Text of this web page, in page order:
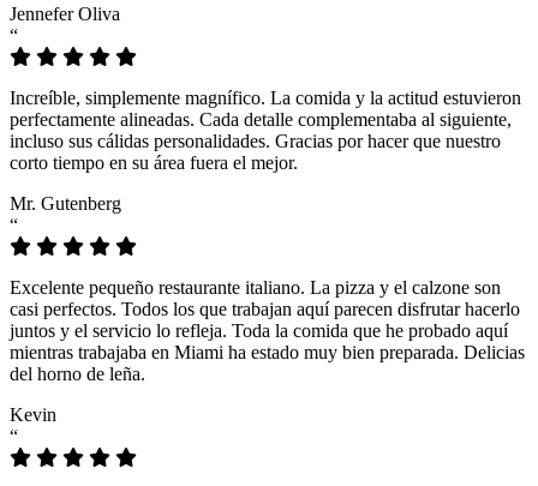
Jennefer Oliva
“
Increíble, simplemente magnífico. La comida y la actitud estuvieron
perfectamente alineadas. Cada detalle complementaba al siguiente,
incluso sus cálidas personalidades. Gracias por hacer que nuestro
corto tiempo en su área fuera el mejor.
Mr. Gutenberg
“
Excelente pequeño restaurante italiano. La pizza y el calzone son
casi perfectos. Todos los que trabajan aquí parecen disfrutar hacerlo
juntos y el servicio lo refleja. Toda la comida que he probado aquí
mientras trabajaba en Miami ha estado muy bien preparada. Delicias
del horno de leña.
Kevin
“